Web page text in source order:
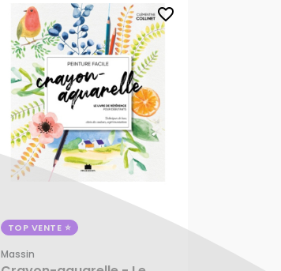
favorite_border
TOP VENTE
Massin